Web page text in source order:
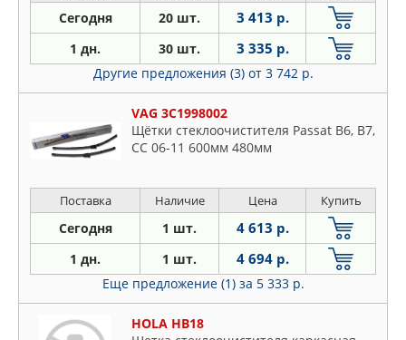
Сегодня 20 шт. 3 413 р.
1 дн. 30 шт. 3 335 р.
Другие предложения (3) от 3 742 р.
VAG 3C1998002
Щётки стеклоочистителя Passat B6, B7,
CC 06-11 600мм 480мм
Поставка Наличие Цена Купить
Сегодня 1 шт. 4 613 р.
1 дн. 1 шт. 4 694 р.
Еще предложение (1) за 5 333 р.
HOLA HB18